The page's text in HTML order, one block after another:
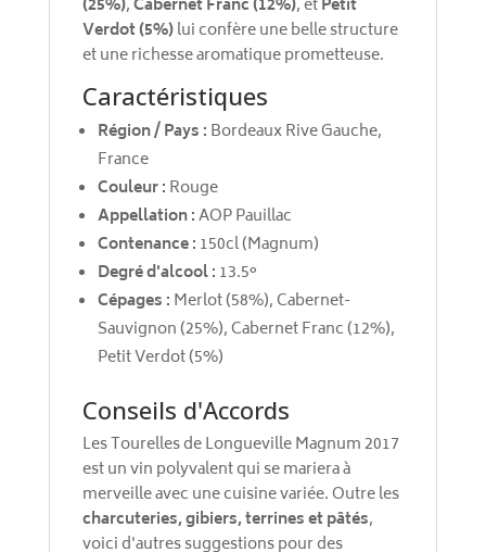
(25%),Cabernet Franc (12%), etPetit
Verdot (5%)lui confère une belle structure
et une richesse aromatique prometteuse.
Caractéristiques
Région / Pays : Bordeaux Rive Gauche,
France
Couleur : Rouge
Appellation :AOP Pauillac
Contenance : 150cl (Magnum)
Degré d'alcool : 13.5°
Cépages : Merlot (58%), Cabernet-
Sauvignon (25%), Cabernet Franc (12%),
Petit Verdot (5%)
Conseils d'Accords
Les Tourelles de Longueville Magnum 2017
est un vin polyvalent qui se mariera à
merveille avec une cuisine variée. Outre les
charcuteries, gibiers, terrines et pâtés,
voici d'autres suggestions pour des